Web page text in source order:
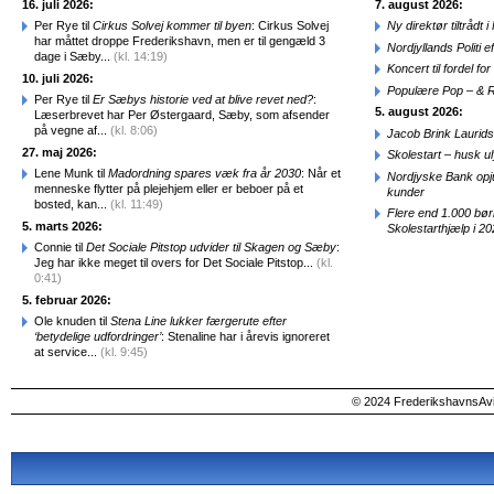
16. juli 2026:
Per Rye til Cirkus Solvej kommer til byen: Cirkus Solvej
har måttet droppe Frederikshavn, men er til gengæld 3
dage i Sæby... (kl. 14:19)
10. juli 2026:
Per Rye til Er Sæbys historie ved at blive revet ned?:
Læserbrevet har Per Østergaard, Sæby, som afsender
på vegne af... (kl. 8:06)
27. maj 2026:
Lene Munk til Madordning spares væk fra år 2030: Når et
menneske flytter på plejehjem eller er beboer på et
bosted, kan... (kl. 11:49)
5. marts 2026:
Connie til Det Sociale Pitstop udvider til Skagen og Sæby:
Jeg har ikke meget til overs for Det Sociale Pitstop... (kl.
0:41)
5. februar 2026:
Ole knuden til Stena Line lukker færgerute efter
‘betydelige udfordringer’: Stenaline har i årevis ignoreret
at service... (kl. 9:45)
7. august 2026:
Ny direktør tiltrådt i
Nordjyllands Politi
Koncert til fordel
Populære Pop – &
5. august 2026:
Jacob Brink
Skolestart – husk
Nordjyske Bank
kunder
Flere end 1.000
Skolestarthjælp i
© 2024